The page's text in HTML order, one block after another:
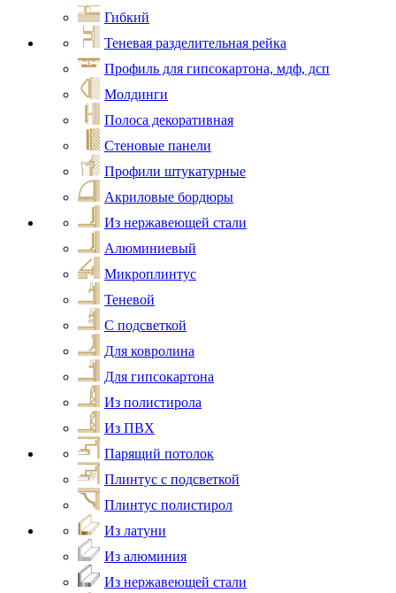
Гибкий
Теневая разделительная рейка
Профиль для гипсокартона, мдф, дсп
Молдинги
Полоса декоративная
Стеновые панели
Профили штукатурные
Акриловые бордюры
Из нержавеющей стали
Алюминиевый
Микроплинтус
Теневой
С подсветкой
Для ковролина
Для гипсокартона
Из полистирола
Из ПВХ
Парящий потолок
Плинтус с подсветкой
Плинтус полистирол
Из латуни
Из алюминия
Из нержавеющей стали